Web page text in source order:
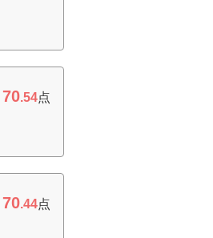
70.54点
70.44点